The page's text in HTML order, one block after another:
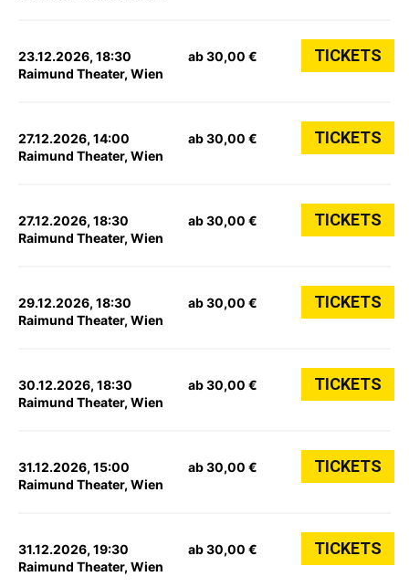
23.12.2026, 18:30
Raimund Theater, Wien
ab 30,00 € TICKETS
27.12.2026, 14:00
Raimund Theater, Wien
ab 30,00 € TICKETS
27.12.2026, 18:30
Raimund Theater, Wien
ab 30,00 € TICKETS
29.12.2026, 18:30
Raimund Theater, Wien
ab 30,00 € TICKETS
30.12.2026, 18:30
Raimund Theater, Wien
ab 30,00 € TICKETS
31.12.2026, 15:00
Raimund Theater, Wien
ab 30,00 € TICKETS
31.12.2026, 19:30
Raimund Theater, Wien
ab 30,00 € TICKETS